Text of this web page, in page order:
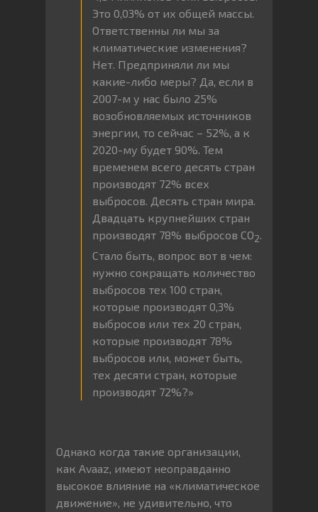
Это 0,03% от их общей массы.
Ответственны ли мы за
климатические изменения?
Нет. Предприняли ли мы
какие-либо меры? Да, если в
2007-м у нас было 25%
возобновляемых источников
энергии, то сейчас – 52%, а к
2020-му будет 90%. Тем
временем всего десять стран
производят 72% всех
выбросов. Десять стран мира.
Двадцать крупнейших стран
производят 78% выбросов СО2.
Стало быть, вопрос вот в чем:
нужно сокращать количество
выбросов тех 100 стран,
которые производят 0,3%
выбросов или тех 20 стран,
которые производят 78%
выбросов или, может быть,
тех десяти стран, которые
производят 72%?»
Однако когда такие организации,
как Avaaz, имеют неоправданно
высокое влияние на «климатическое
движение», не удивительно, что